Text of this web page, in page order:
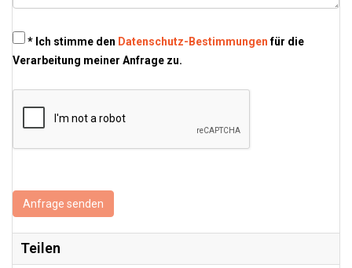
* Ich stimme den Datenschutz-Bestimmungenfür die
Verarbeitung meiner Anfrage zu.
Anfrage senden
Teilen